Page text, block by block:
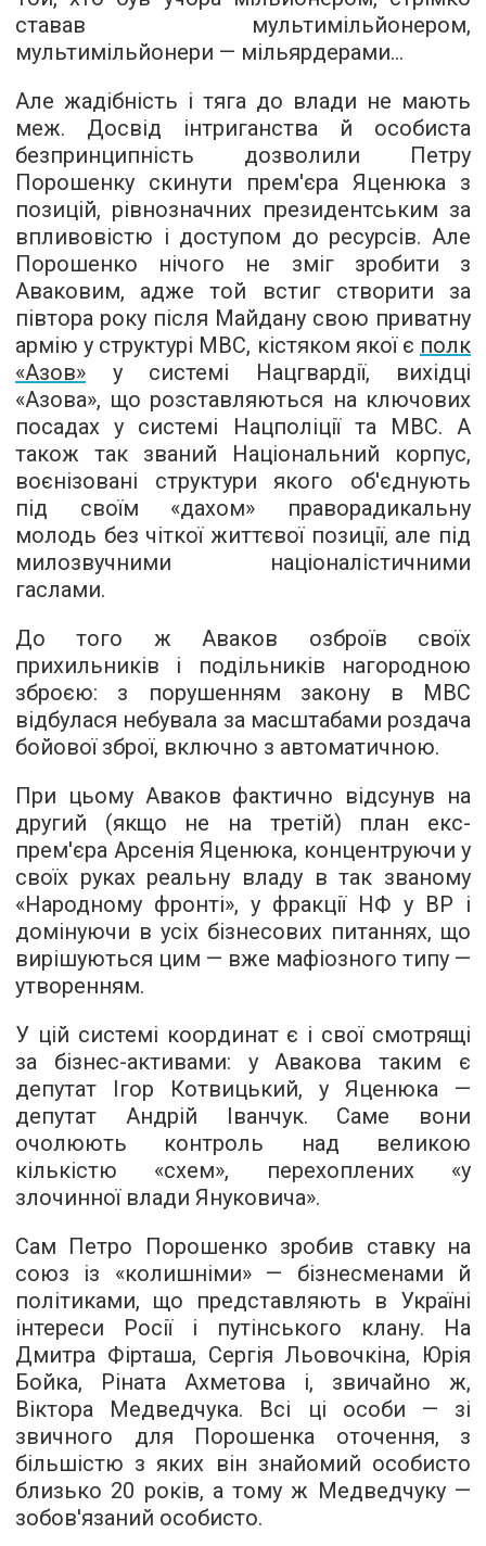
ставав мультимільйонером,
мультимільйонери — мільярдерами...
Але жадібність і тяга до влади не мають
меж. Досвід інтриганства й особиста
безпринципність дозволили Петру
Порошенку скинути прем'єра Яценюка з
позицій, рівнозначних президентським за
впливовістю і доступом до ресурсів. Але
Порошенко нічого не зміг зробити з
Аваковим, адже той встиг створити за
півтора року після Майдану свою приватну
армію у структурі МВС, кістяком якої є полк
«Азов» у системі Нацгвардії, вихідці
«Азова», що розставляються на ключових
посадах у системі Нацполіції та МВС. А
також так званий Національний корпус,
воєнізовані структури якого об'єднують
під своїм «дахом» праворадикальну
молодь без чіткої життєвої позиції, але під
милозвучними націоналістичними
гаслами.
До того ж Аваков озброїв своїх
прихильників і подільників нагородною
зброєю: з порушенням закону в МВС
відбулася небувала за масштабами роздача
бойової зброї, включно з автоматичною.
При цьому Аваков фактично відсунув на
другий (якщо не на третій) план екс-
прем'єра Арсенія Яценюка, концентруючи у
своїх руках реальну владу в так званому
«Народному фронті», у фракції НФ у ВР і
домінуючи в усіх бізнесових питаннях, що
вирішуються цим — вже мафіозного типу —
утворенням.
У цій системі координат є і свої смотрящі
за бізнес-активами: у Авакова таким є
депутат Ігор Котвицький, у Яценюка —
депутат Андрій Іванчук. Саме вони
очолюють контроль над великою
кількістю «схем», перехоплених «у
злочинної влади Януковича».
Сам Петро Порошенко зробив ставку на
союз із «колишніми» — бізнесменами й
політиками, що представляють в Україні
інтереси Росії і путінського клану. На
Дмитра Фірташа, Сергія Льовочкіна, Юрія
Бойка, Ріната Ахметова і, звичайно ж,
Віктора Медведчука. Всі ці особи — зі
звичного для Порошенка оточення, з
більшістю з яких він знайомий особисто
близько 20 років, а тому ж Медведчуку —
зобов'язаний особисто.